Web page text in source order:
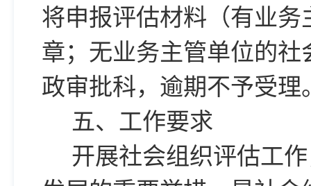
将申报评估材料（有业
章；无业务主管单位的
政审批科，逾期不予受理
五、工作要求
开展社会组织评估工